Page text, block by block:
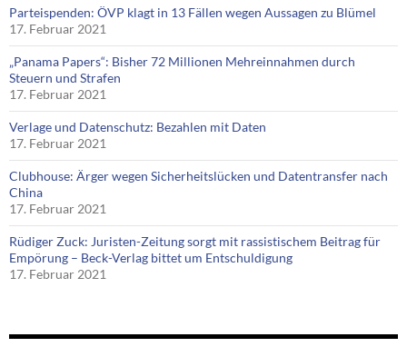
Parteispenden: ÖVP klagt in 13 Fällen wegen Aussagen zu Blümel
17. Februar 2021
„Panama Papers“: Bisher 72 Millionen Mehreinnahmen durch
Steuern und Strafen
17. Februar 2021
Verlage und Datenschutz: Bezahlen mit Daten
17. Februar 2021
Clubhouse: Ärger wegen Sicherheitslücken und Datentransfer nach
China
17. Februar 2021
Rüdiger Zuck: Juristen-Zeitung sorgt mit rassistischem Beitrag für
Empörung – Beck-Verlag bittet um Entschuldigung
17. Februar 2021